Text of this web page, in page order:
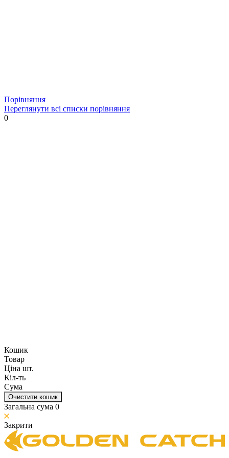
Порівняння
Переглянути всі списки порівняння
0
Кошик
Товар
Ціна шт.
Кіл-ть
Сума
Очистити кошик
Загальна сума 0
Закрити